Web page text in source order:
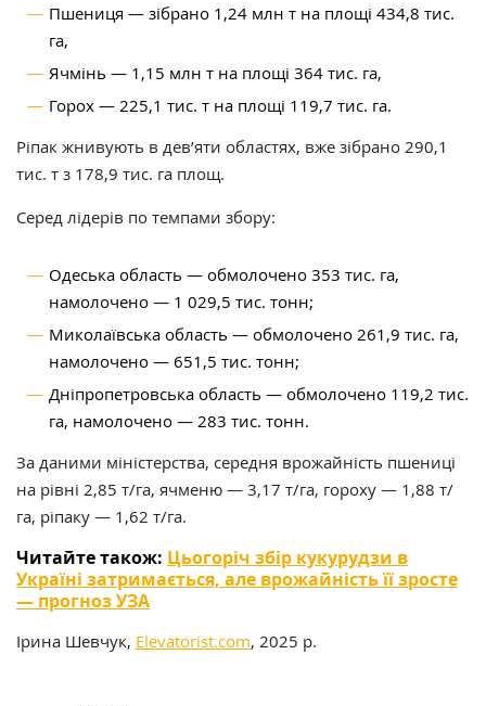
Пшениця — зібрано 1,24 млн т на площі 434,8 тис.
га,
Ячмінь — 1,15 млн т на площі 364 тис. га,
Горох — 225,1 тис. т на площі 119,7 тис. га.
Ріпак жнивують в дев’яти областях, вже зібрано 290,1
тис. т з 178,9 тис. га площ.
Серед лідерів по темпами збору:
Одеська область — обмолочено 353 тис. га,
намолочено — 1 029,5 тис. тонн;
Миколаївська область — обмолочено 261,9 тис. га,
намолочено — 651,5 тис. тонн;
Дніпропетровська область — обмолочено 119,2 тис.
га, намолочено — 283 тис. тонн.
За даними міністерства, середня врожайність пшениці
на рівні 2,85 т/га, ячменю — 3,17 т/га, гороху — 1,88 т/
га, ріпаку — 1,62 т/га.
Читайте також: Цьогоріч збір кукурудзи в
Україні затримається, але врожайність її зросте
— прогноз УЗА
Ірина Шевчук, Elevatorist.com, 2025 р.